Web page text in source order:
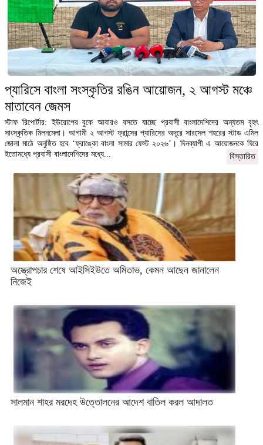
ডেক্স রিপোর্টঃ নির্বাচনের পর বিএনপি ফলাফল প্রত্যাখ্যান
করলেও কোনো ধ্বংসাত্মক কর্মসূচি নেয়নি বলে...
বিস্তারিত
প্যারিসে বাংলা সংস্কৃতির রঙিন আয়োজন, ২ আগস্ট মঞ্চে
মাতাবেন জেমস
স্টাফ রিপোর্টার: ইউরোপের বুকে আবারও বসতে যাচ্ছে প্রবাসী বাংলাদেশিদের অন্যতম বৃহৎ
সাংস্কৃতিক মিলনমেলা। আগামী ২ আগস্ট ফ্রান্সের প্যারিসের অদূরে সারসেল শহরের স্টাড এমিল
জোলা মাঠে অনুষ্ঠিত হবে ‘ফ্রাঙ্কো বাংলা সামার ফেস্ট ২০২৬’। দিনব্যাপী এ আয়োজনকে ঘিরে
ইতোমধ্যে প্রবাসী বাংলাদেশিদের মধ্যে...
বিস্তারিত
অস্ত্রোপচার শেষে আইসিইউতে অমিতাভ, কেমন আছেন জানালেন
নিজেই
সালমান শাহর মরদেহ উত্তোলনের আদেশ বাতিল করল আদালত